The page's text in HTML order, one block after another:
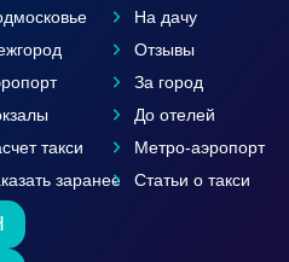
такси
заранее
На дачу
Отзывы
За город
До отелей
Метро-аэропорт
Статьи о такси